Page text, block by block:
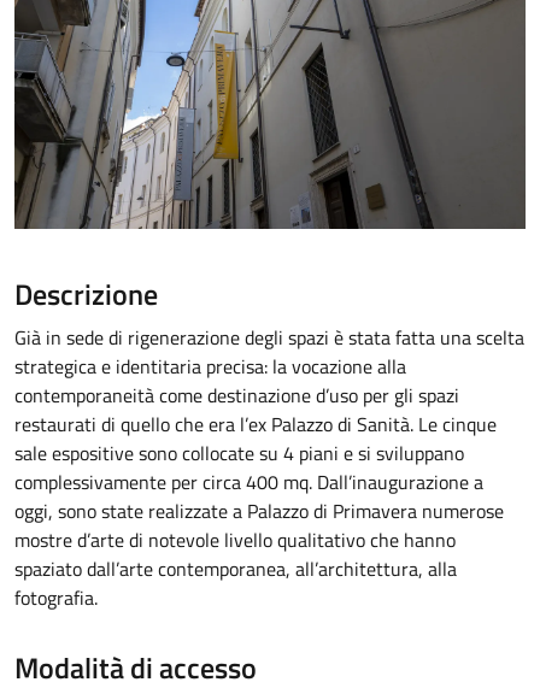
Descrizione
Già in sede di rigenerazione degli spazi è stata fatta una scelta
strategica e identitaria precisa: la vocazione alla
contemporaneità come destinazione d’uso per gli spazi
restaurati di quello che era l’ex Palazzo di Sanità. Le cinque
sale espositive sono collocate su 4 piani e si sviluppano
complessivamente per circa 400 mq. Dall’inaugurazione a
oggi, sono state realizzate a Palazzo di Primavera numerose
mostre d’arte di notevole livello qualitativo che hanno
spaziato dall’arte contemporanea, all’architettura, alla
fotografia.
Modalità di accesso